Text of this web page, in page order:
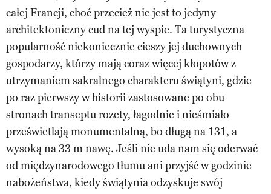
całej Francji, choć przecież nie jest to jedyny
architektoniczny cud na tej wyspie. Ta turystyczna
popularność niekoniecznie cieszy jej duchownych
gospodarzy, którzy mają coraz więcej kłopotów z
utrzymaniem sakralnego charakteru świątyni, gdzie
po raz pierwszy w historii zastosowane po obu
stronach transeptu rozety, łagodnie i nieśmiało
prześwietlają monumentalną, bo długą na 131, a
wysoką na 33 m nawę. Jeśli nie uda nam się oderwać
od międzynarodowego tłumu ani przyjść w godzinie
nabożeństwa, kiedy świątynia odzyskuje swój